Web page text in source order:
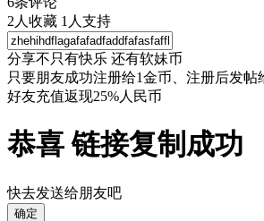
2 人收藏 1 人支持
分享不只有快乐 还有软妹币
只要朋友成功注册给1金币、注册后发帖
好友充值返现25%人民币
恭喜 链接复制成功
快去发送给朋友吧
确定